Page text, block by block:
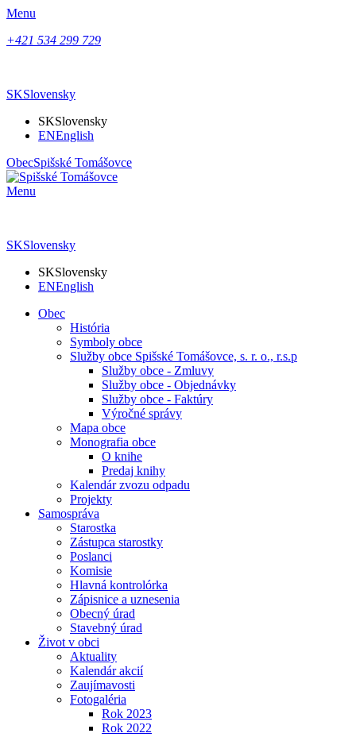
Menu
+421 534 299 729
SKSlovensky
SKSlovensky
ENEnglish
ObecSpišské Tomášovce
Menu
SKSlovensky
SKSlovensky
ENEnglish
Obec
História
Symboly obce
Služby obce Spišské Tomášovce, s. r. o., r.s.p
Služby obce - Zmluvy
Služby obce - Objednávky
Služby obce - Faktúry
Výročné správy
Mapa obce
Monografia obce
O knihe
Predaj knihy
Kalendár zvozu odpadu
Projekty
Samospráva
Starostka
Zástupca starostky
Poslanci
Komisie
Hlavná kontrolórka
Zápisnice a uznesenia
Obecný úrad
Stavebný úrad
Život v obci
Aktuality
Kalendár akcií
Zaujímavosti
Fotogaléria
Rok 2023
Rok 2022